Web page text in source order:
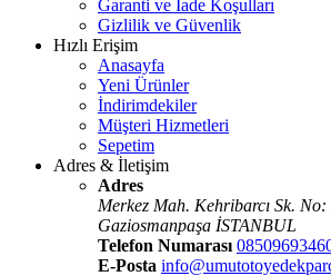
Garanti ve İade Koşulları
Gizlilik ve Güvenlik
Hızlı Erişim
Anasayfa
Yeni Ürünler
İndirimdekiler
Müşteri Hizmetleri
Sepetim
Adres & İletişim
Adres
Merkez Mah. Kehribarcı Sk.
Gaziosmanpaşa İSTANBUL
Telefon Numarası
E-Posta